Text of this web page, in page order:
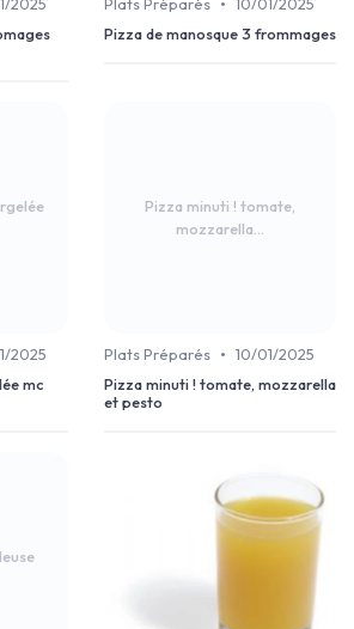
2025
Plats Préparés
10/01/2025
Pizza de manosque 3 frommages
2025
mc
Pizza minuti ! tomate,
mozzarella...
Plats Préparés • 10/01/2025
Pizza minuti ! tomate, mozzarella
et pesto